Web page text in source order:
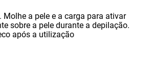
a pele e a carga para ativar
sobre a pele durante a depilação.
após a utilização